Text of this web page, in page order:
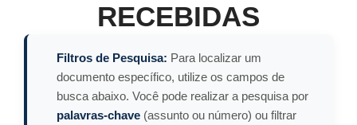
RECEBIDAS
Filtros de Pesquisa:Para localizar um
documento específico, utilize os campos de
busca abaixo. Você pode realizar a pesquisa
porpalavras-chave(assunto ou número) ou